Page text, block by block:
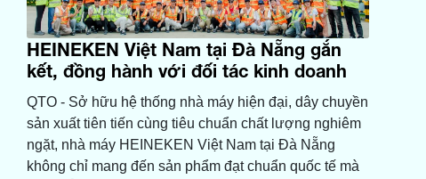
HEINEKEN Việt Nam tại Đà Nẵng gắn
kết, đồng hành với đối tác kinh doanh
QTO - Sở hữu hệ thống nhà máy hiện đại, dây chuyền
sản xuất tiên tiến cùng tiêu chuẩn chất lượng nghiêm
ngặt, nhà máy HEINEKEN Việt Nam tại Đà Nẵng
không chỉ mang đến sản phẩm đạt chuẩn quốc tế mà